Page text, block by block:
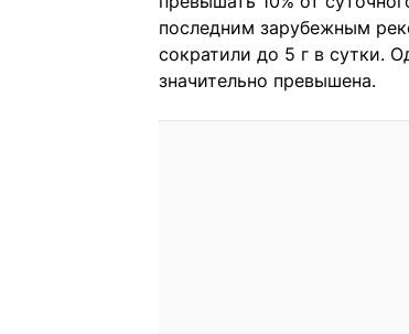
последним зарубежным
сократили до 5 г в сутки.
значительно превышена.